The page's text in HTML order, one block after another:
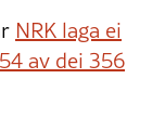
NRK laga ei
av dei 356